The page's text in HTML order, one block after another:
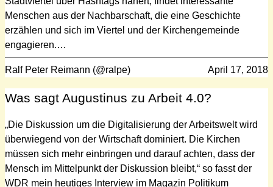
Menschen aus der Nachbarschaft, die eine Geschichte
erzählen und sich im Viertel und der Kirchengemeinde
engagieren.…
Ralf Peter Reimann (@ralpe) April 17, 2018
Was sagt Augustinus zu Arbeit 4.0?
„Die Diskussion um die Digitalisierung der Arbeitswelt wird
überwiegend von der Wirtschaft dominiert. Die Kirchen
müssen sich mehr einbringen und darauf achten, dass der
Mensch im Mittelpunkt der Diskussion bleibt,“ so fasst der
WDR mein heutiges Interview im Magazin Politikum